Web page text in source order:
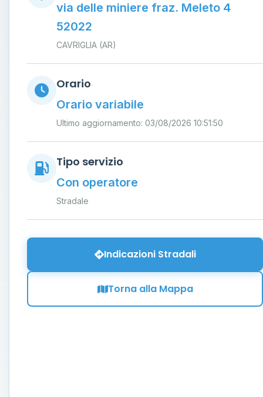
via delle miniere fraz. Meleto 4
52022
CAVRIGLIA (AR)
Orario
Orario variabile
Ultimo aggiornamento: 03/08/2026 10:51:50
Tipo servizio
Con operatore
Stradale
Indicazioni Stradali
Torna alla Mappa